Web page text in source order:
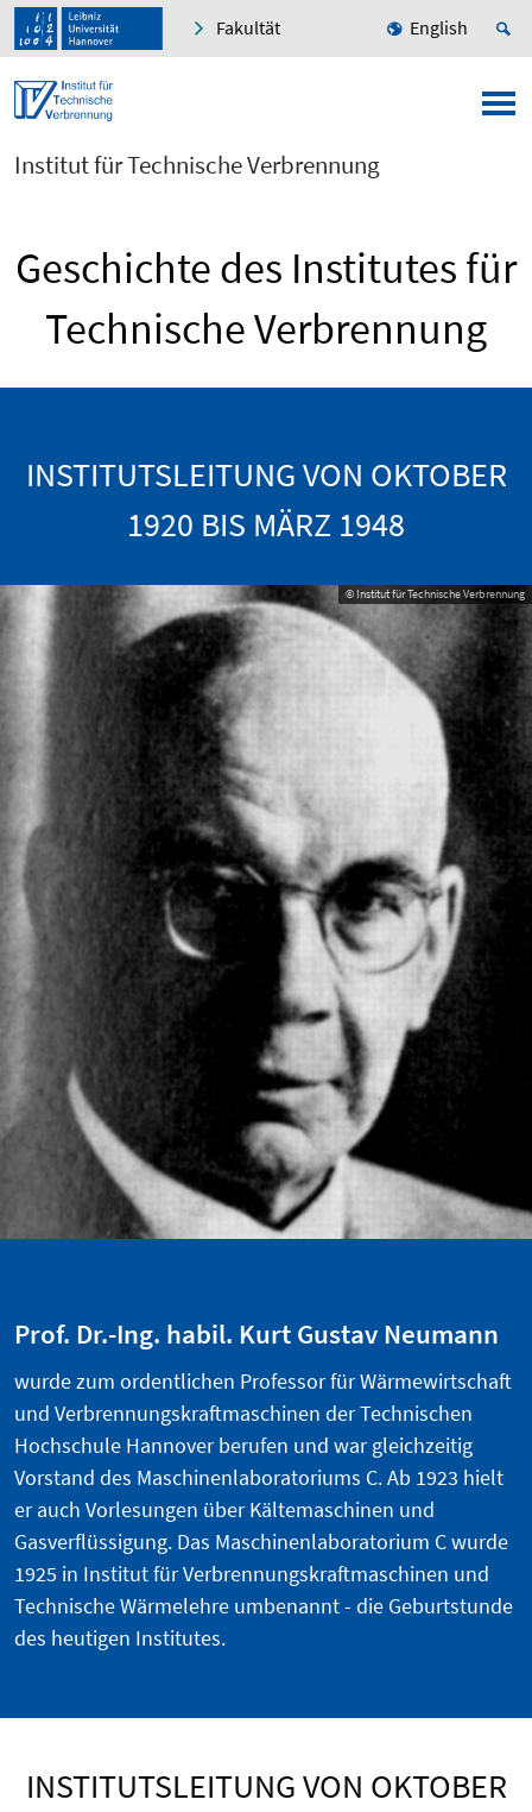
Fakultät English
Institut für Technische Verbrennung
Geschichte des Institutes für
Technische Verbrennung
INSTITUTSLEITUNG VON OKTOBER
1920 BIS MÄRZ 1948
© Institut für Technische Verbrennung
Prof. Dr.-Ing. habil. Kurt Gustav Neumann
wurde zum ordentlichen Professor für Wärmewirtschaft
und Verbrennungskraftmaschinen der Technischen
Hochschule Hannover berufen und war gleichzeitig
Vorstand des Maschinenlaboratoriums C. Ab 1923 hielt
er auch Vorlesungen über Kältemaschinen und
Gasverflüssigung. Das Maschinenlaboratorium C wurde
1925 in Institut für Verbrennungskraftmaschinen und
Technische Wärmelehre umbenannt - die Geburtstunde
des heutigen Institutes.
INSTITUTSLEITUNG VON OKTOBER